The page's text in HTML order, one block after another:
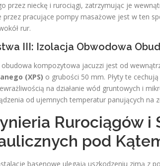
przez nieckę i rurociągi, zatrzymując je
przez pracujące pompy masażowe jest w ten
rur.
III: Izolacja Obwodowa
kompozytowa jacuzzi jest od
(XPS) o grubości 50 mm. Płyty te
na działanie wód gruntowych i
od ujemnych temperatur panujących na
Rurociągów i
pod
basenowe ulegają uszkodzeniu zimą z